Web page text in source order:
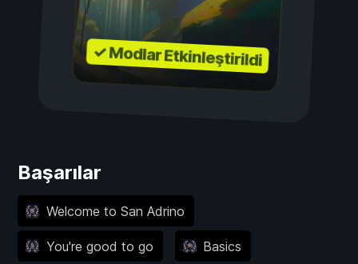
✓ Modlar Etkinleştirildi
Başarılar
Welcome to San Adrino
You're good to go Basics